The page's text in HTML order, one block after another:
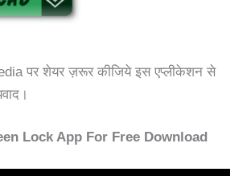
पर शेयर ज़रूर कीजिये इस एप्लीकेशन से
Lock App For Free Download